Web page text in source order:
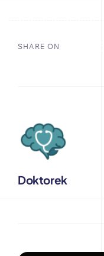
SHARE ON
Doktorek